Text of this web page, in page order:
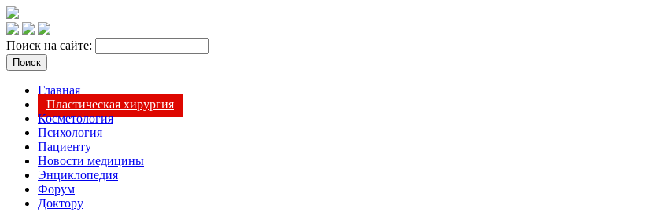
Поиск на сайте:
Главная
Пластическая хирургия
Косметология
Психология
Пациенту
Новости медицины
Энциклопедия
Форум
Доктору